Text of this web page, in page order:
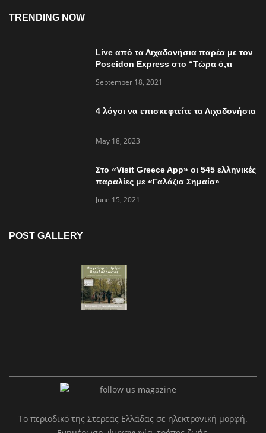
TRENDING NOW
Live από τα Λιχαδονήσια παρέα με τον
Poseidon Express στο “Τώρα ό,τι
September 18, 2021
4 λόγοι να επισκεφτείτε τα Λιχαδονήσια
May 18, 2023
Στο «Visit Greece App» οι 545 ελληνικές
παραλίες με «Γαλάζια Σημαία»
June 15, 2021
POST GALLERY
Το περιοδικό της Στερεάς Ελλάδας σε ηλεκτρονική μορφή.